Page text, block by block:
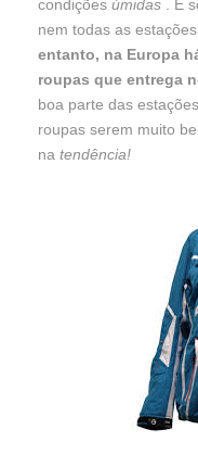
condições úmidas
. É
nem todas as
entanto, na Europa
roupas que entrega
boa parte das
roupas serem muito
na tendência!